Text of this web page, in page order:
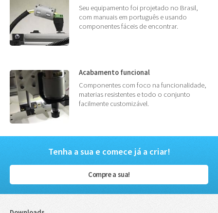
Seu equipamento foi projetado no Brasil,
com manuais em português e usando
componentes fáceis de encontrar.
Acabamento funcional
Componentes com foco na funcionalidade,
materias resistentes e todo o conjunto
facilmente customizável.
Tenha a sua e comece já a criar!
Compre a sua!